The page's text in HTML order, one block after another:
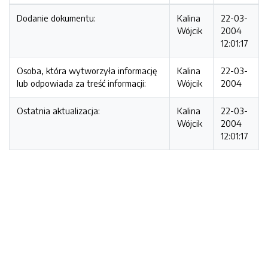
Dodanie dokumentu:
Kalina
Wójcik
22-03-
2004
12:01:17
Osoba, która wytworzyła informację
lub odpowiada za treść informacji:
Kalina
Wójcik
22-03-
2004
Ostatnia aktualizacja:
Kalina
Wójcik
22-03-
2004
12:01:17